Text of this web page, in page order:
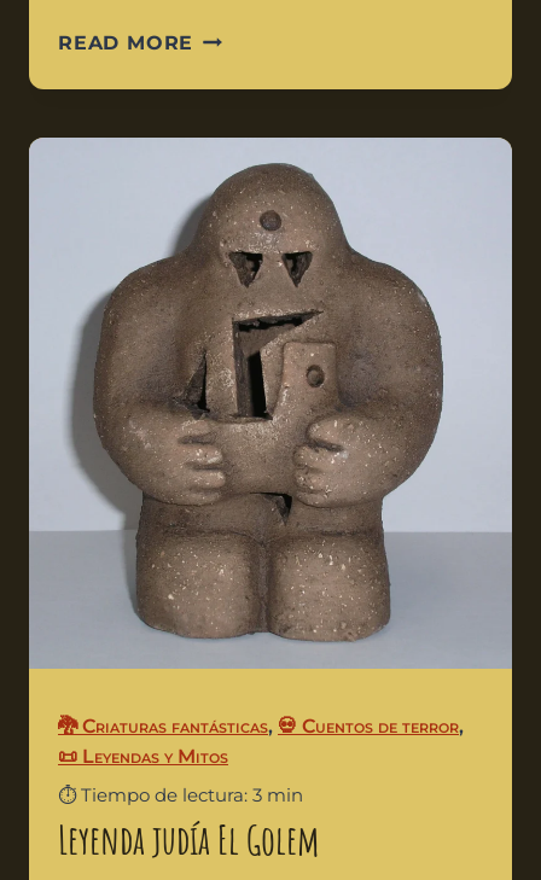
READ MORE
🐉 Criaturas fantásticas, 💀 Cuentos de terror,
📜 Leyendas y Mitos
⏱️ Tiempo de lectura: 3 min
Leyenda judía El Golem